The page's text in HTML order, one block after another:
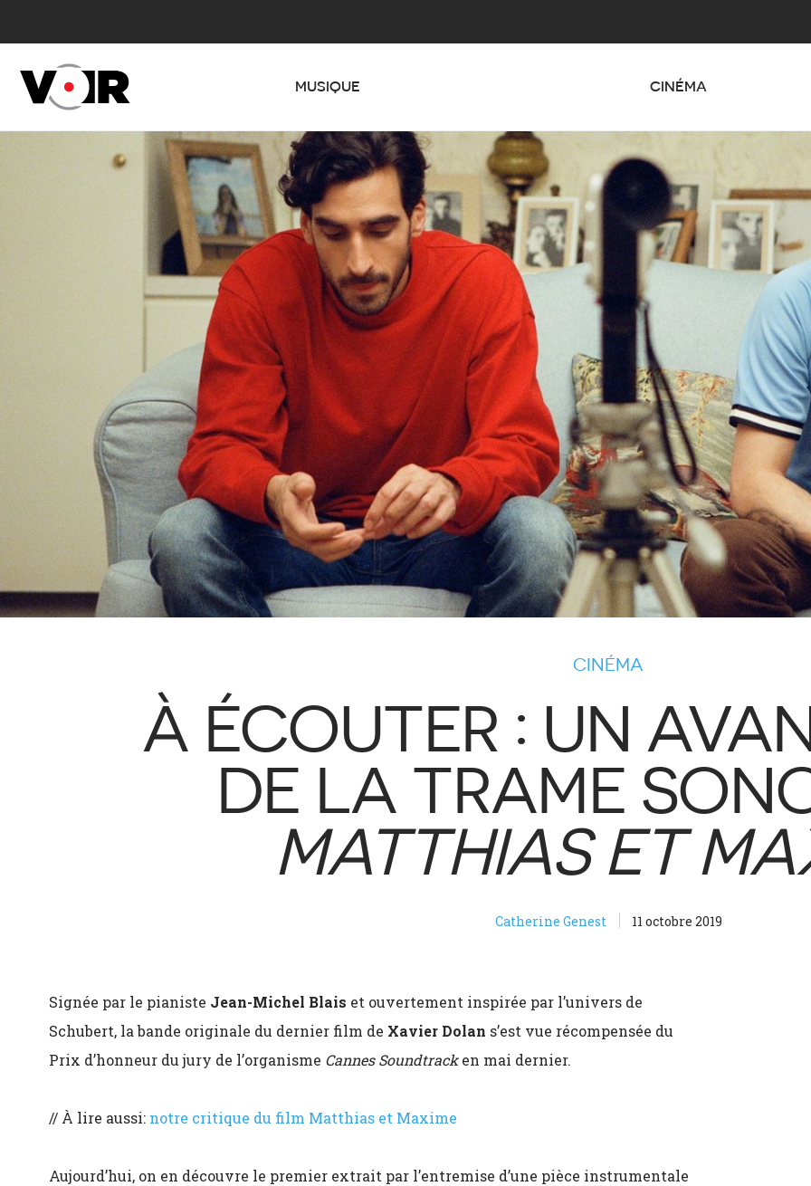
MUSIQUE CINÉMA
CINÉMA
À ÉCOUTER : UN
DE LA TRAME
MATTHIAS ET
Catherine Genest 11 octobre 2019
Signée par le pianiste Jean-Michel Blais et ouvertement inspirée par l’univers de
Schubert, la bande originale du dernier film de Xavier Dolan s’est vue récompensée du
Prix d’honneur du jury de l’organisme Cannes Soundtracken mai dernier.
// À lire aussi:notre critique du film Matthias et Maxime
Aujourd’hui, on en découvre le premier extrait par l’entremise d’une pièce instrumentale